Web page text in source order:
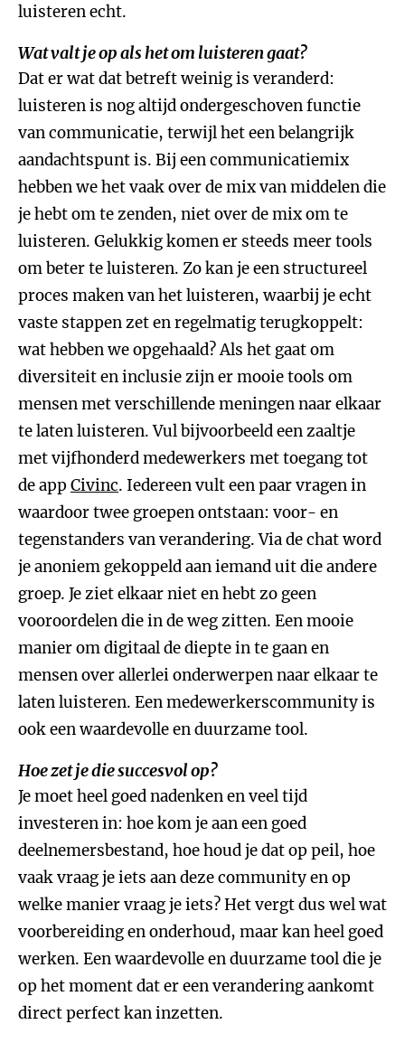
luisteren echt.
Wat valt je op als het om luisteren gaat?
Dat er wat dat betreft weinig is veranderd:
luisteren is nog altijd ondergeschoven functie
van communicatie, terwijl het een belangrijk
aandachtspunt is. Bij een communicatiemix
hebben we het vaak over de mix van middelen die
je hebt om te zenden, niet over de mix om te
luisteren. Gelukkig komen er steeds meer tools
om beter te luisteren. Zo kan je een structureel
proces maken van het luisteren, waarbij je echt
vaste stappen zet en regelmatig terugkoppelt:
wat hebben we opgehaald? Als het gaat om
diversiteit en inclusie zijn er mooie tools om
mensen met verschillende meningen naar elkaar
te laten luisteren. Vul bijvoorbeeld een zaaltje
met vijfhonderd medewerkers met toegang tot
de app Civinc. Iedereen vult een paar vragen in
waardoor twee groepen ontstaan: voor- en
tegenstanders van verandering. Via de chat word
je anoniem gekoppeld aan iemand uit die andere
groep. Je ziet elkaar niet en hebt zo geen
vooroordelen die in de weg zitten. Een mooie
manier om digitaal de diepte in te gaan en
mensen over allerlei onderwerpen naar elkaar te
laten luisteren. Een medewerkerscommunity is
ook een waardevolle en duurzame tool.
Hoe zet je die succesvol op?
Je moet heel goed nadenken en veel tijd
investeren in: hoe kom je aan een goed
deelnemersbestand, hoe houd je dat op peil, hoe
vaak vraag je iets aan deze community en op
welke manier vraag je iets? Het vergt dus wel wat
voorbereiding en onderhoud, maar kan heel goed
werken. Een waardevolle en duurzame tool die je
op het moment dat er een verandering aankomt
direct perfect kan inzetten.